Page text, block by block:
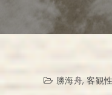
勝海舟, 客観